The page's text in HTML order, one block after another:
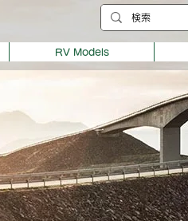
RV Models